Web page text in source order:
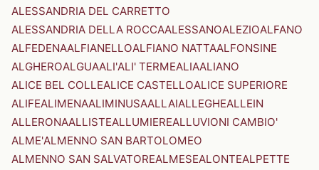
ALESSANDRIA DEL CARRETTO
ALESSANDRIA DELLA ROCCAALESSANOALEZIOALFANO
ALFEDENAALFIANELLOALFIANO NATTAALFONSINE
ALGHEROALGUAALI'ALI' TERMEALIAALIANO
ALICE BEL COLLEALICE CASTELLOALICE SUPERIORE
ALIFEALIMENAALIMINUSAALLAIALLEGHEALLEIN
ALLERONAALLISTEALLUMIEREALLUVIONI CAMBIO'
ALME'ALMENNO SAN BARTOLOMEO
ALMENNO SAN SALVATOREALMESEALONTEALPETTE